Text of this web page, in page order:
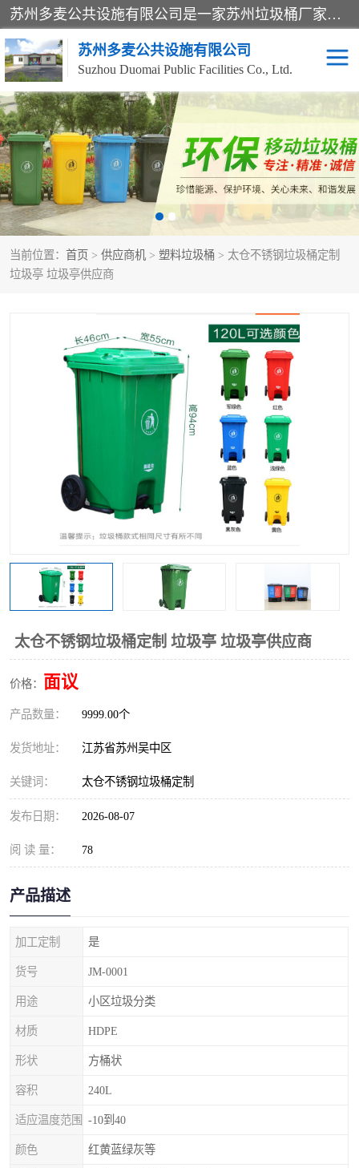
苏州多麦公共设施有限公司是一家苏州垃圾桶厂家，主营：塑料垃圾桶、分类果皮箱、户外园林椅、保安岗亭等产品厂家。全国统一热线电话：17105580222。公司组建完善的团队。设计人员，能根据客户要求，提供适合的设计方案，来满足客户的需求。
苏州多麦公共设施有限公司
Suzhou Duomai Public Facilities Co., Ltd.
当前位置： 首页 > 供应商机 > 塑料垃圾桶 > 太仓不锈钢垃圾桶定制
垃圾亭 垃圾亭供应商
太仓不锈钢垃圾桶定制 垃圾亭 垃圾亭供应商
价格： 面议
产品数量： 9999.00个
发货地址： 江苏省苏州吴中区
关键词： 太仓不锈钢垃圾桶定制
发布日期： 2026-08-07
阅 读 量： 78
产品描述
加工定制 是
货号 JM-0001
用途 小区垃圾分类
材质 HDPE
形状 方桶状
容积 240L
适应温度范围 -10到40
颜色 红黄蓝绿灰等
办公室脚踩垃圾桶 保安岗亭
分类果皮箱 公园椅
垃圾分类房 塑料垃圾桶
防疫岗亭 吸烟岗亭